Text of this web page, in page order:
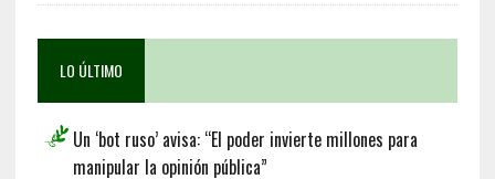
LO ÚLTIMO
Un ‘bot ruso’ avisa: “El poder invierte millones para
manipular la opinión pública”